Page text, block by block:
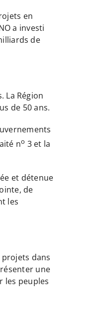
en
a investi
de
La Région
de 50 ans.
no 3 et la
et détenue
de
les
dans
une
les peuples